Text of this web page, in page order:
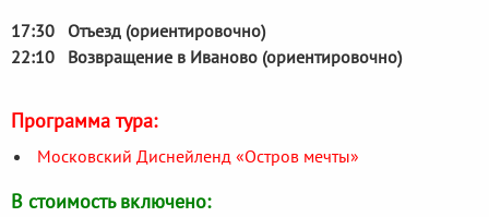
17:30 Отъезд (ориентировочно)
22:10 Возвращение в Иваново (ориентировочно)
Программа тура:
Московский Диснейленд «Остров мечты»
В стоимость включено: